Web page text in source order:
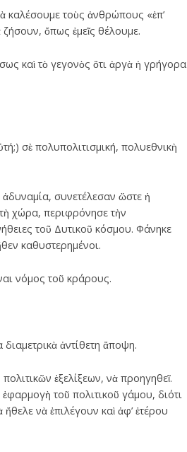
καλέσουμε τοὺς ἀνθρώπους «ἐπ’
ζήσουν, ὅπως ἐμεῖς θέλουμε.
καὶ τὸ γεγονὸς ὅτι ἀργὰ ἡ γρήγορα
σὲ πολυπολιτισμική, πολυεθνικὴ
ἀδυναμία, συνετέλεσαν ὥστε ἡ
χώρα, περιφρόνησε τὴν
τοῦ Δυτικοῦ κόσμου. Φάνηκε
καθυστερημένοι.
νόμος τοῦ κράρους.
ἀντίθετη ἄποψη.
ἐξελίξεων, νὰ προηγηθεῖ.
τοῦ πολιτικοῦ γάμου, διότι
νὰ ἐπιλέγουν καὶ ἀφ’ ἑτέρου